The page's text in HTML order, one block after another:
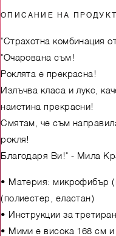
ОПИСАНИЕ НА
"Страхотна комбинация
"Очарована съм!
Роклята е прекрасна!
Излъчва класа и лукс,
наистина прекрасни!
Смятам, че съм
рокля!
Благодаря Ви!" - Мила
• Материя: микрофибър
(полиестер, еластан)
• Инструкции за
• Мими е висока 168 см